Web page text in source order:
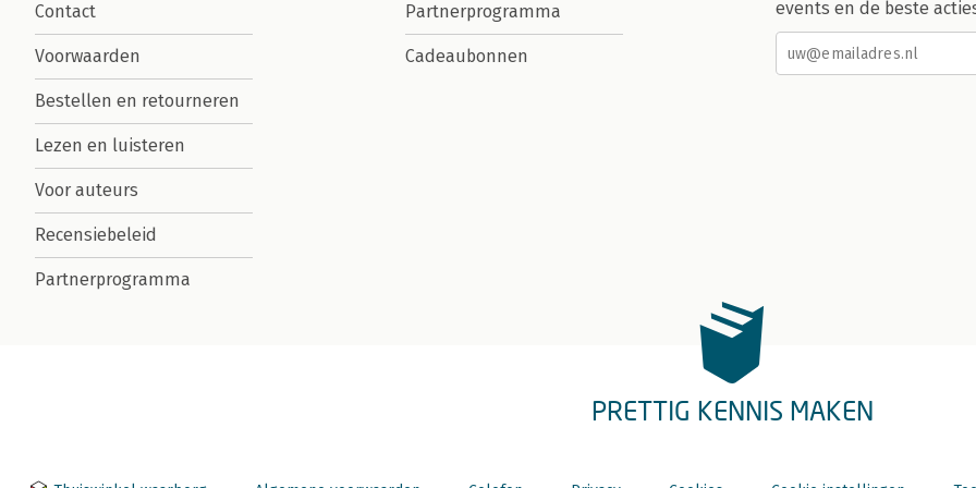
Contact
Voorwaarden
Bestellen en retourneren
Lezen en luisteren
Voor auteurs
Recensiebeleid
Partnerprogramma
Partnerprogramma
Cadeaubonnen
events en de beste
PRETTIG KENNIS MAKEN